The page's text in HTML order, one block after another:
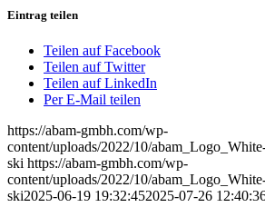
Eintrag teilen
Teilen auf Facebook
Teilen auf Twitter
Teilen auf LinkedIn
Per E-Mail teilen
https://abam-gmbh.com/wp-
content/uploads/2022/10/
ski https://abam-gmbh.com/wp-
content/uploads/2022/10/
ski2025-06-19 19:32:452025-07-26